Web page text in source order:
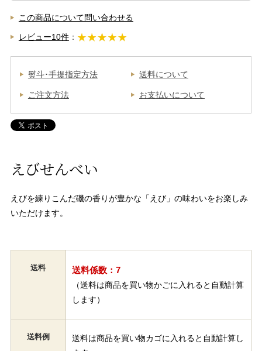
この商品について問い合わせる
レビュー10件：
熨斗･手提指定方法 送料について
ご注文方法 お支払いについて
えびせんべい
えびを練りこんだ磯の香りが豊かな「えび」の味わいをお楽しみ
いただけます。
送料 送料係数：7
（送料は商品を買い物かごに入れると自動計算
します）
送料例
送料は商品を買い物カゴに入れると自動計算し